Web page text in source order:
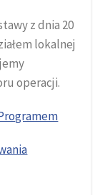
z dnia 20
lokalnej
operacji.